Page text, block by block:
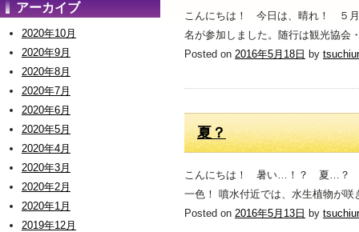
アーカイブ
2020年10月
2020年9月
2020年8月
2020年7月
2020年6月
2020年5月
2020年4月
2020年3月
2020年2月
2020年1月
2019年12月
こんにちは！ 今日は、晴れ！ ５月
名が参加しました。随行は観光協
Posted on 2016年5月18日 by
夏？
こんにちは！ 暑い…！？ 夏…？ 市
一色！ 噴水付近では、水生植物が
Posted on 2016年5月13日 by